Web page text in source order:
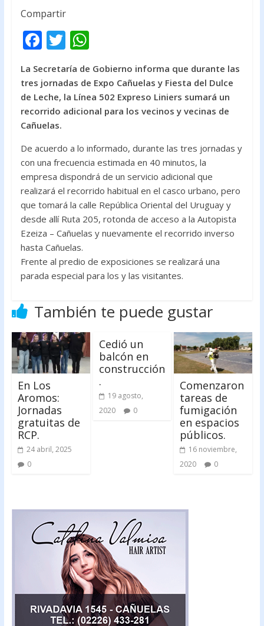
Compartir
F
e
b
o
o
k
T
w
itt
er
W
at
s
A
p
La Secretaría de Gobierno informa que durante las
tres jornadas de Expo Cañuelas y Fiesta del Dulce
de Leche, la Línea 502 Expreso Liniers sumará un
recorrido adicional para los vecinos y vecinas de
Cañuelas.
De acuerdo a lo informado, durante las tres jornadas y
con una frecuencia estimada en 40 minutos, la
empresa dispondrá de un servicio adicional que
realizará el recorrido habitual en el casco urbano, pero
que tomará la calle República Oriental del Uruguay y
desde allí Ruta 205, rotonda de acceso a la Autopista
Ezeiza – Cañuelas y nuevamente el recorrido inverso
hasta Cañuelas.
Frente al predio de exposiciones se realizará una
parada especial para los y las visitantes.
También te puede gustar
En Los
Aromos:
Jornadas
gratuitas de
RCP.
24 abril, 2025
0
Cedió un
balcón en
construcción
.
19 agosto,
2020
0
Comenzaron
tareas de
fumigación
en espacios
públicos.
16 noviembre,
2020
0